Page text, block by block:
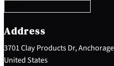
c
h
Address
3701 Clay Products Dr,
United States